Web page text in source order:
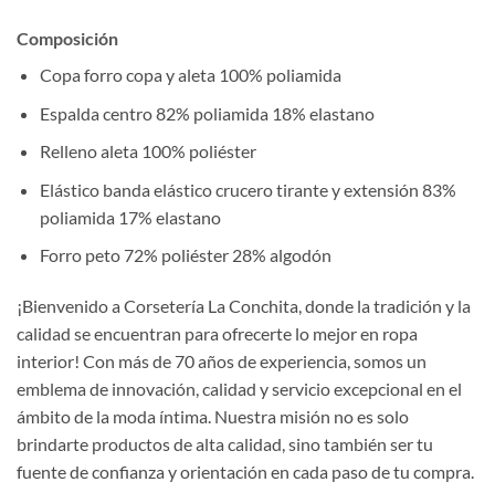
Composición
Copa forro copa y aleta 100% poliamida
Espalda centro 82% poliamida 18% elastano
Relleno aleta 100% poliéster
Elástico banda elástico crucero tirante y extensión 83%
poliamida 17% elastano
Forro peto 72% poliéster 28% algodón
¡Bienvenido a Corsetería La Conchita, donde la tradición y la
calidad se encuentran para ofrecerte lo mejor en ropa
interior! Con más de 70 años de experiencia, somos un
emblema de innovación, calidad y servicio excepcional en el
ámbito de la moda íntima. Nuestra misión no es solo
brindarte productos de alta calidad, sino también ser tu
fuente de confianza y orientación en cada paso de tu compra.